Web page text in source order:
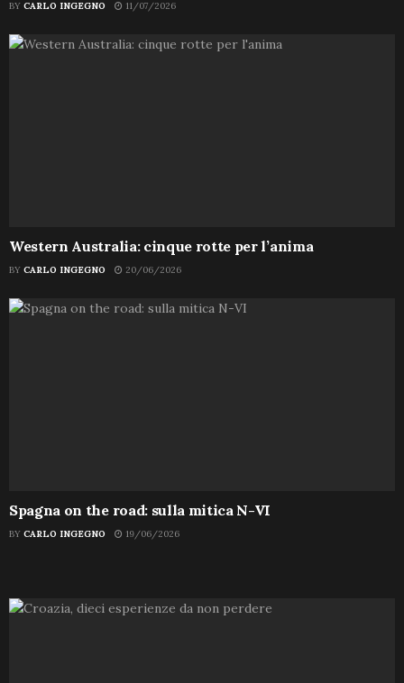
BY CARLO INGEGNO 11/07/2026
Western Australia: cinque rotte per l’anima
BY CARLO INGEGNO 20/06/2026
Spagna on the road: sulla mitica N-VI
BY CARLO INGEGNO 19/06/2026